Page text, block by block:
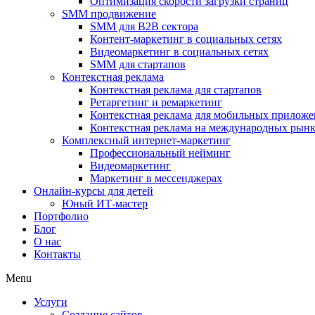
SMM продвижение
SMM для B2B сектора
Контент-маркетинг в социальных сетях
Видеомаркетинг в социальных сетях
SMM для стартапов
Контекстная реклама
Контекстная реклама для стартапов
Ретаргетинг и ремаркетинг
Контекстная реклама для мобильных
Контекстная реклама на международных
Комплексный интернет-маркетинг
Профессиональный нейминг
Видеомаркетинг
Маркетинг в мессенджерах
Онлайн-курсы для детей
Юный ИТ-мастер
Портфолио
Блог
О нас
Контакты
Menu
Услуги